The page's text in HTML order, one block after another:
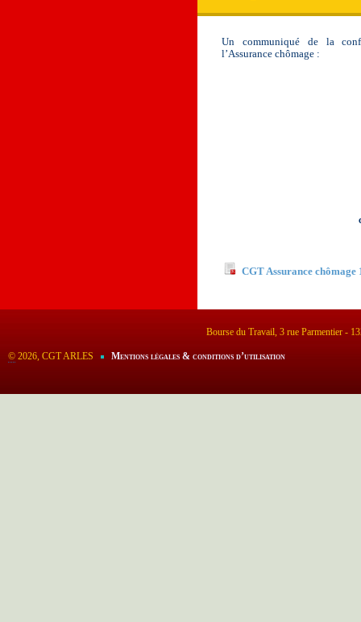
Un communiqué de la
l’Assurance chômage :
CGT Assurance chômage
Bourse du Travail, 3 rue Parmentier -
© 2026, CGT ARLES Mentions légales & conditions d’utilisation